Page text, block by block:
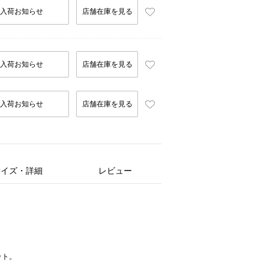
荷お知らせ 店舗在庫を見る
荷お知らせ 店舗在庫を見る
荷お知らせ 店舗在庫を見る
ズ・詳細 レビュー
。